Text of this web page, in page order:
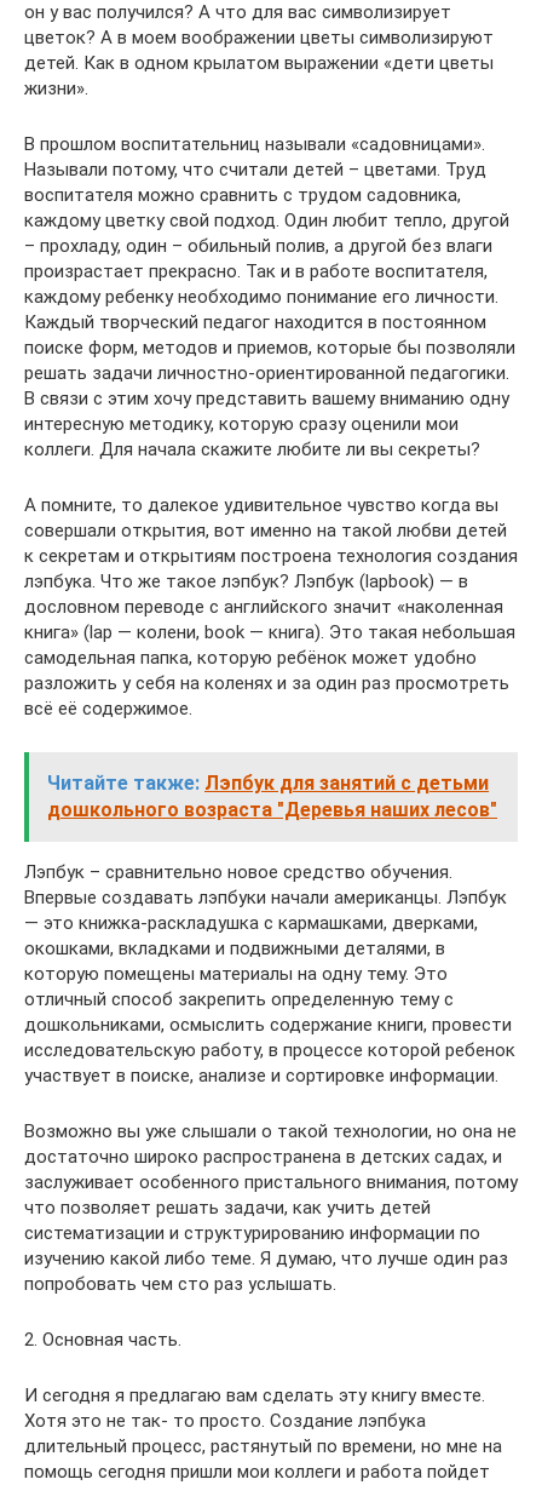
он у вас получился? А что для вас символизирует
цветок? А в моем воображении цветы символизируют
детей. Как в одном крылатом выражении «дети цветы
жизни».
В прошлом воспитательниц называли «садовницами».
Называли потому, что считали детей – цветами. Труд
воспитателя можно сравнить с трудом садовника,
каждому цветку свой подход. Один любит тепло, другой
– прохладу, один – обильный полив, а другой без влаги
произрастает прекрасно. Так и в работе воспитателя,
каждому ребенку необходимо понимание его личности.
Каждый творческий педагог находится в постоянном
поиске форм, методов и приемов, которые бы позволяли
решать задачи личностно-ориентированной педагогики.
В связи с этим хочу представить вашему вниманию одну
интересную методику, которую сразу оценили мои
коллеги. Для начала скажите любите ли вы секреты?
А помните, то далекое удивительное чувство когда вы
совершали открытия, вот именно на такой любви детей
к секретам и открытиям построена технология создания
лэпбука. Что же такое лэпбук? Лэпбук (lapbook) — в
дословном переводе с английского значит «наколенная
книга» (lap — колени, book — книга). Это такая небольшая
самодельная папка, которую ребёнок может удобно
разложить у себя на коленях и за один раз просмотреть
всё её содержимое.
Читайте также: Лэпбук для занятий с детьми
дошкольного возраста "Деревья наших лесов"
Лэпбук – сравнительно новое средство обучения.
Впервые создавать лэпбуки начали американцы. Лэпбук
— это книжка-раскладушка с кармашками, дверками,
окошками, вкладками и подвижными деталями, в
которую помещены материалы на одну тему. Это
отличный способ закрепить определенную тему с
дошкольниками, осмыслить содержание книги, провести
исследовательскую работу, в процессе которой ребенок
участвует в поиске, анализе и сортировке информации.
Возможно вы уже слышали о такой технологии, но она не
достаточно широко распространена в детских садах, и
заслуживает особенного пристального внимания, потому
что позволяет решать задачи, как учить детей
систематизации и структурированию информации по
изучению какой либо теме. Я думаю, что лучше один раз
попробовать чем сто раз услышать.
2. Основная часть.
И сегодня я предлагаю вам сделать эту книгу вместе.
Хотя это не так- то просто. Создание лэпбука
длительный процесс, растянутый по времени, но мне на
помощь сегодня пришли мои коллеги и работа пойдет